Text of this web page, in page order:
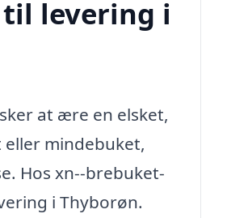
levering i
at ære en elsket,
mindebuket,
Hos xn--brebuket-
i Thyborøn.